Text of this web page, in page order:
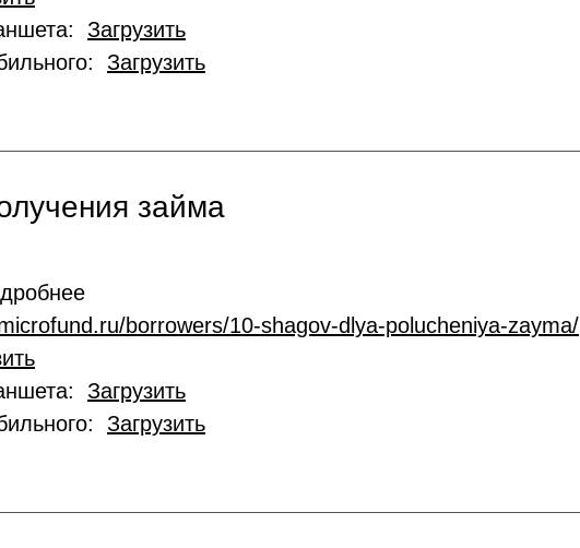
Загрузить
Загрузить
займа
borrowers/10-shagov-dlya-polucheniya-zayma/
Загрузить
Загрузить